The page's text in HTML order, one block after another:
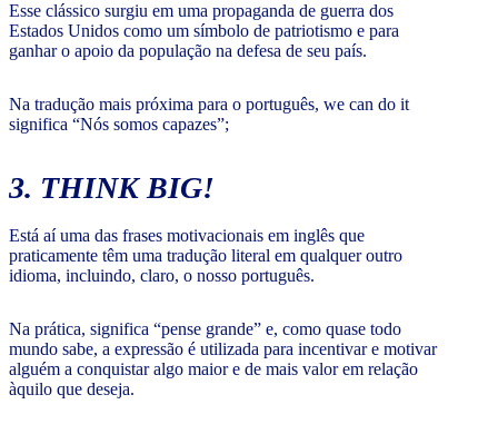
Esse clássico surgiu em uma propaganda de guerra dos
Estados Unidos como um símbolo de patriotismo e para
ganhar o apoio da população na defesa de seu país.
Na tradução mais próxima para o português, we can do it
significa “Nós somos capazes”;
3. THINK BIG!
Está aí uma das frases motivacionais em inglês que
praticamente têm uma tradução literal em qualquer outro
idioma, incluindo, claro, o nosso português.
Na prática, significa “pense grande” e, como quase todo
mundo sabe, a expressão é utilizada para incentivar e motivar
alguém a conquistar algo maior e de mais valor em relação
àquilo que deseja.